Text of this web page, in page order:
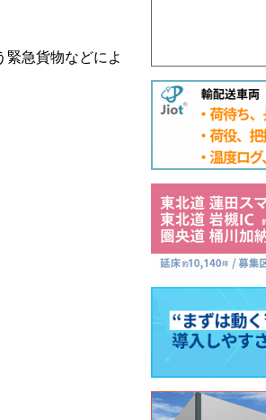
急貨物などによ